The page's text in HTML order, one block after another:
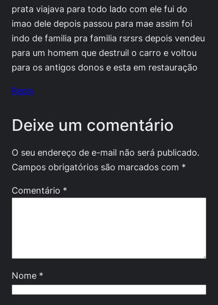
prata viajava para todo lado com ele fui do
imao dele depois passou para mae assim foi
indo de familia pra familia rsrsrs depois vendeu
para um homem que destruil o carro e voltou
para os antigos donos e esta em restauração
Reply
Deixe um comentário
O seu endereço de e-mail não será publicado.
Campos obrigatórios são marcados com *
Comentário *
Nome *